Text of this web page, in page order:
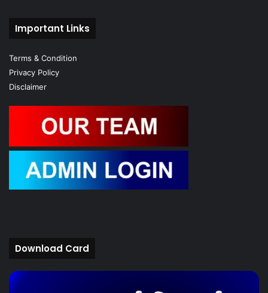
Important Links
Terms & Condition
Privacy Policy
Disclaimer
Download Card